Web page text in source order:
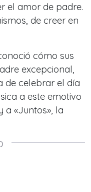
el amor de padre.
de creer en
cómo sus
excepcional,
de celebrar el día
a este emotivo
a «Juntos», la